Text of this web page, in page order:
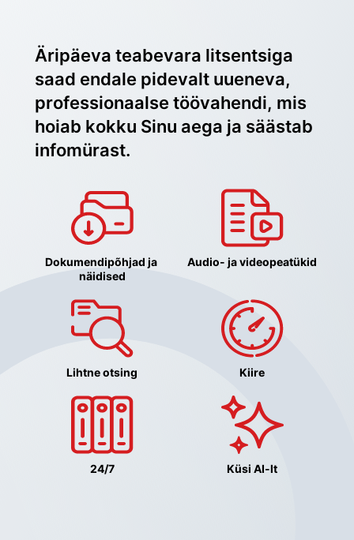
Äripäeva teabevara litsentsiga
saad endale pidevalt uueneva,
professionaalse töövahendi, mis
hoiab kokku Sinu aega ja säästab
infomürast.
Dokumendipõhjad ja
näidised
Audio- ja videopeatükid
Lihtne otsing Kiire
24/7 Küsi AI-lt